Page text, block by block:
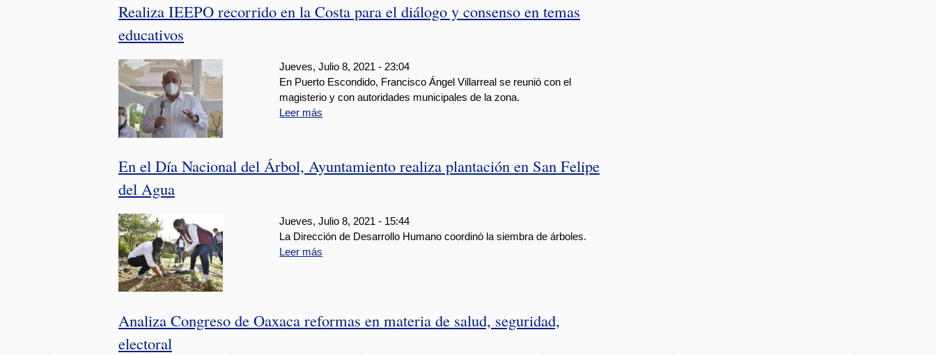
Realiza IEEPO recorrido en la Costa para el diálogo y consenso en temas
educativos
Jueves, Julio 8, 2021 - 23:04
En Puerto Escondido, Francisco Ángel Villarreal se reunió con el
magisterio y con autoridades municipales de la zona.
Leer más
En el Día Nacional del Árbol, Ayuntamiento realiza plantación en San Felipe
del Agua
Jueves, Julio 8, 2021 - 15:44
La Dirección de Desarrollo Humano coordinó la siembra de árboles.
Leer más
Analiza Congreso de Oaxaca reformas en materia de salud, seguridad,
electoral